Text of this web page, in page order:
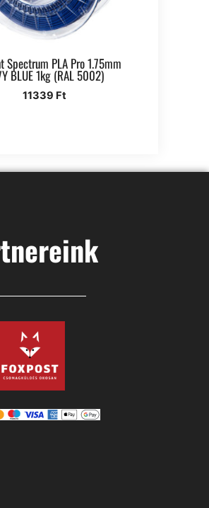
Spectrum PLA Pro 1.75mm
BLUE 1kg (RAL 5002)
11339 Ft